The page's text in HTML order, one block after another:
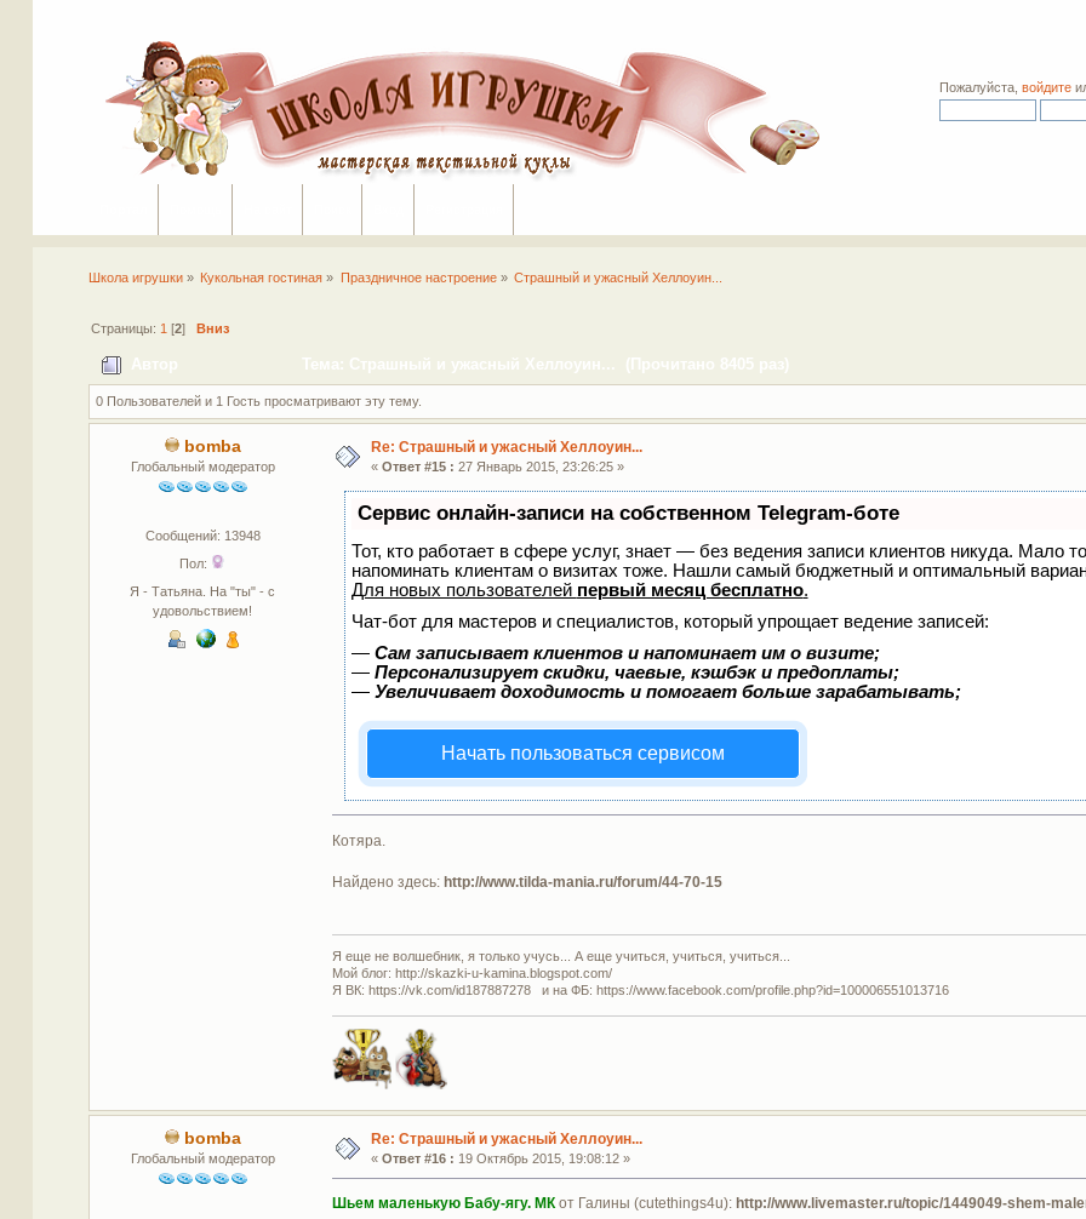
Пожалуйста,войдите
Школа игрушки » Кукольная гостиная » Праздничное настроение» Страшный и ужасный Хеллоуин...
Страницы: 1 [2] Вниз
Автор Тема: Страшный и ужасный Хеллоуин... (Прочитано 8405 раз)
0 Пользователей и 1 Гость просматривают эту тему.
bomba
Глобальный модератор
Сообщений: 13948
Пол:
Я - Татьяна. На "ты" - с
удовольствием!
Re: Страшный и ужасный Хеллоуин...
« Ответ #15 : 27 Январь 2015, 23:26:25 »
Сервис онлайн-записи на собственном Telegram-боте
Тот, кто работает в сфере услуг, знает — без ведения записи клиентов никуда. Мало
напоминать клиентам о визитах тоже. Нашли самый бюджетный и оптимальный
Для новых пользователей первый месяц бесплатно.
Чат-бот для мастеров и специалистов, который упрощает ведение записей:
— Сам записывает клиентов и напоминает им о визите;
— Персонализирует скидки, чаевые, кэшбэк и предоплаты;
— Увеличивает доходимость и помогает больше зарабатывать;
Начать пользоваться сервисом
Котяра.
Найдено здесь: http://www.tilda-mania.ru/forum/44-70-15
Я еще не волшебник, я только учусь... А еще учиться, учиться, учиться...
Мой блог: http://skazki-u-kamina.blogspot.com/
Я ВК: https://vk.com/id187887278 и на ФБ: https://www.facebook.com/profile.php?id=100006551013716
bomba
Глобальный модератор
Re: Страшный и ужасный Хеллоуин...
« Ответ #16 : 19 Октябрь 2015, 19:08:12 »
Шьем маленькую Бабу-ягу. МКот Галины (cutethings4u): http://www.livemaster.ru/topic/1449049-shem-